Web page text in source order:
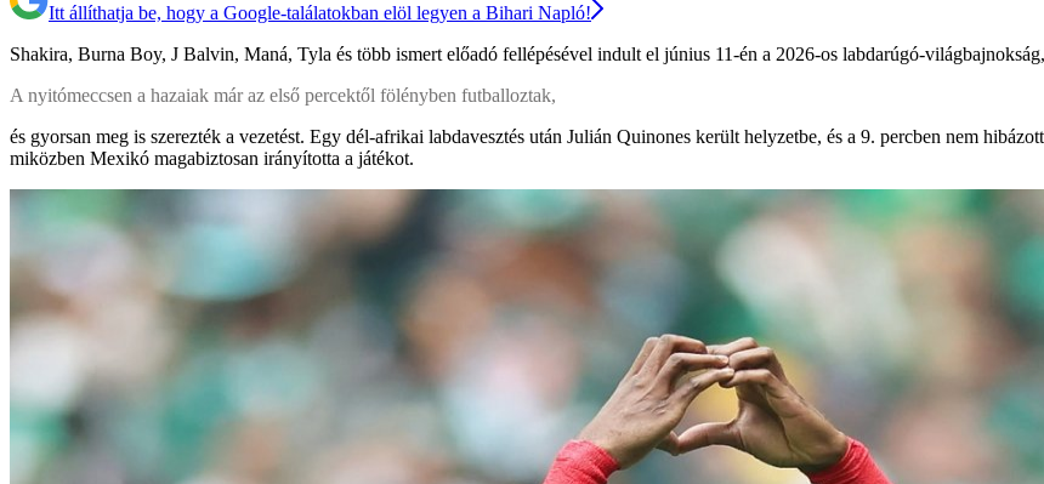
Itt állíthatja be, hogy a Google-találatokban elöl legyen a Bihari Napló!
Shakira, Burna Boy, J Balvin, Maná, Tyla és több ismert előadó fellépésével indult el június 11-én a 2026-os labdarúgó-
A nyitómeccsen a hazaiak már az első percektől fölényben futballoztak,
és gyorsan meg is szerezték a vezetést. Egy dél-afrikai labdavesztés után Julián Quinones került helyzetbe, és a 9. percben nem
miközben Mexikó magabiztosan irányította a játékot.